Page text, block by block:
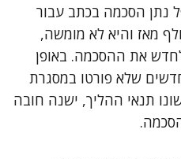
נתן הסכמה בכתב עבור
מאז והיא לא מומשה,
לחדש את ההסכמה. באופן
שלא פורטו במסגרת
תנאי ההליך, ישנה חובה